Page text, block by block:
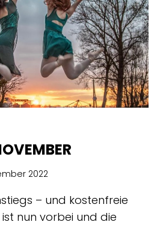
2022
– und kostenfreie
nun vorbei und die